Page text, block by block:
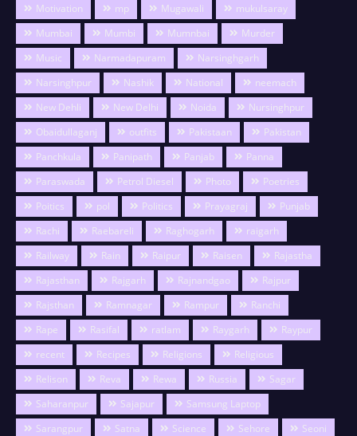
Motivation
mp Mugawali
mukulsaray
Mumbai
Mumbi Mumnbai
Murder
Music
Narmadapuram
Narsinghgarh
Narsinghpur
Nashik National
neemach
New Dehli
New Delhi Noida
Nursinghpur
Obaidullaganj
outfits Pakistaan
Pakistan
Panchkula
Panipath Panjab
Panna
Paraswada
Petrol Diesel Photo
Poetries
Poitics
pol Politics Prayagraj
Punjab
Rachi
Raebareli Raghogarh
raigarh
Railway
Rain Raipur Raisen
Rajastha
Rajasthan
Rajgarh Rajnandgao
Rajpur
Rajsthan
Ramnagar Rampur
Ranchi
Rape
Rasifal ratlam Raygarh
Raypur
recent
Recipes Religions
Religious
Relison
Reva Rewa Russia
Sagar
Saharanpur
Sajapur
Samsung Laptop
Sarangpur
Satna Science Sehore
Seoni